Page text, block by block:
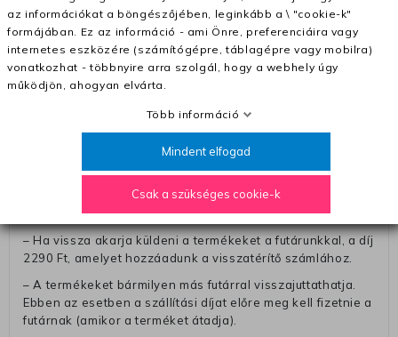
számolunk fel (oda -vissza út)
Pénzvisszatérítés:
A pénz visszatérítéséhez küldjük a futárt, hogy vegye át
Öntől a terméket/termékeket, vagy más futárral is
azonosítása érdekében tegyen egy megjegyzést, amelyre
felírja telefonszámát/rendelési számát. Az eljárás
egyszerűsítése érdekében kérjük, hogy erre a jegyre írja
rá a számla IBAN-számát és a számlatulajdonos nevét.
– Ha vissza akarja küldeni a termékeket a futárunkkal, a díj
2290 Ft, amelyet hozzáadunk a visszatérítő számlához.
– A termékeket bármilyen más futárral visszajuttathatja.
Ebben az esetben a szállítási díjat előre meg kell fizetnie a
futárnak (amikor a terméket átadja).
az információkat a böngészőjében, leginkább a \ "cookie-k"
formájában. Ez az információ - ami Önre, preferenciáira vagy
internetes eszközére (számítógépre, táblagépre vagy mobilra)
vonatkozhat - többnyire arra szolgál, hogy a webhely úgy
működjön, ahogyan elvárta.
Több információ
Mindent elfogad
Csak a szükséges cookie-k